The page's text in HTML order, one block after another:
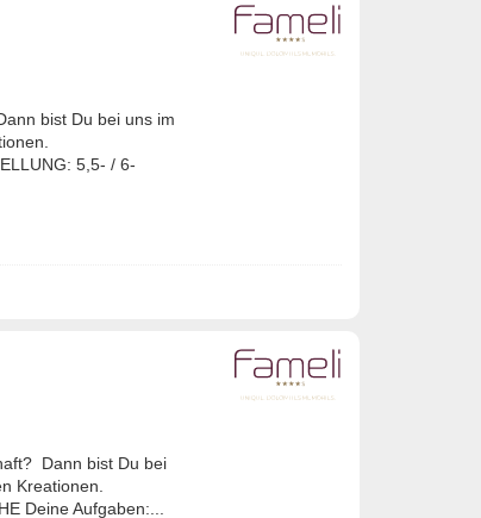
bist Du bei uns im
5,5- / 6-
Dann bist Du bei
Kreationen.
Deine Aufgaben:...